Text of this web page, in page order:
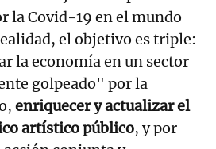
la Covid-19 en el mundo
el objetivo es triple:
la economía en un sector
golpeado" por la
enriquecer y actualizar el
artístico público, y por